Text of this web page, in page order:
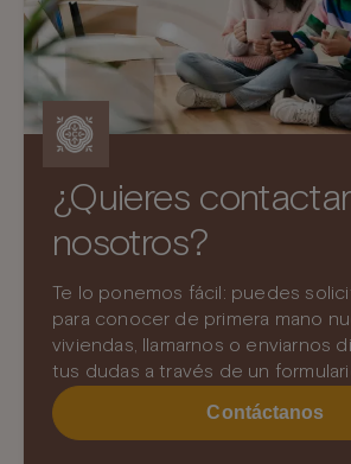
¿Quieres
nosotros?
Te lo ponemos fácil: puedes
para conocer de primera mano
viviendas, llamarnos o enviarnos
tus dudas a través de un
Contáctanos